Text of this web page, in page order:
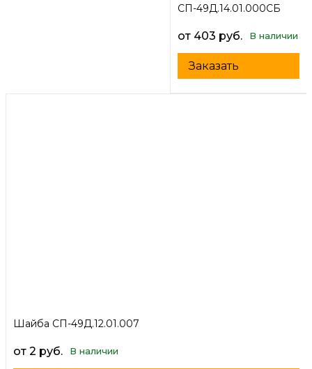
СП-49Д.14.01.000СБ
от 403 руб. В наличии
Заказать
Шайба СП-49Д.12.01.007
от 2 руб. В наличии